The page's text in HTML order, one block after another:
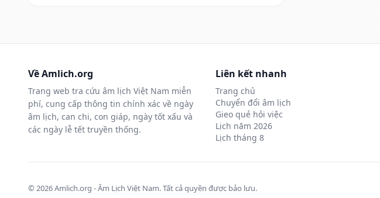
Về Amlich.org
Trang web tra cứu âm lịch Việt Nam miễn
phí, cung cấp thông tin chính xác về ngày
âm lịch, can chi, con giáp, ngày tốt xấu và
các ngày lễ tết truyền thống.
Liên kết nhanh
Trang chủ
Chuyển đổi âm lịch
Gieo quẻ hỏi việc
Lịch năm 2026
Lịch tháng 8
© 2026 Amlich.org - Âm Lịch Việt Nam. Tất cả quyền được bảo lưu.